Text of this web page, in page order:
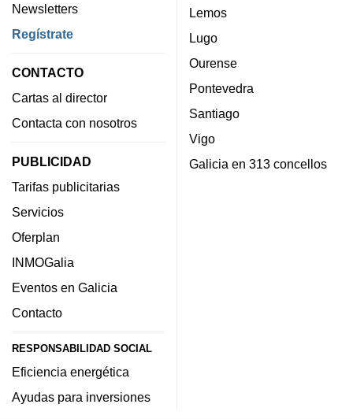
Newsletters
Regístrate
CONTACTO
Cartas al director
Contacta con nosotros
PUBLICIDAD
Tarifas publicitarias
Servicios
Oferplan
INMOGalia
Eventos en Galicia
Contacto
RESPONSABILIDAD SOCIAL
Eficiencia energética
Ayudas para inversiones
Lemos
Lugo
Ourense
Pontevedra
Santiago
Vigo
Galicia en 313 concellos